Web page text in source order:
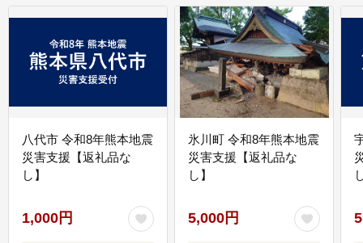
八代市 令和8年熊本地震
災害支援【返礼品な
し】
1,000円
氷川町 令和8年熊本地震
災害支援【返礼品な
し】
5,000円